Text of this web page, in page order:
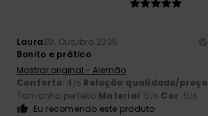
Laura20. Outubro 2025
Bonito e prático
Mostrar original - Alemão
Conforto: 4 /5 Relação qualidade/preço
Tamanho perfeito Material: 5 /5 Cor: 5/5
Eu recomendo este produto